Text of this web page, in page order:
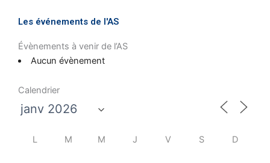
Les événements de l'AS
Évènements à venir de l’AS
Aucun évènement
Calendrier
L M M J V S D